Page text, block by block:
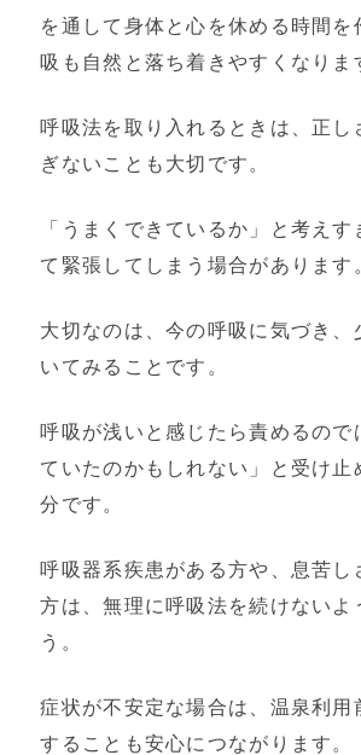
を通して身体と心を休める時間を
吸も自然と落ち着きやすくなりま
呼吸法を取り入れるときは、正し
ぎないことも大切です。
「うまくできているか」と考えす
て緊張してしまう場合があります
大切なのは、今の呼吸に気づき、
いてみることです。
呼吸が浅いと感じたら責めるので
ていたのかもしれない」と受け止
分です。
呼吸器系疾患がある方や、息苦し
方は、無理に呼吸法を続けないよ
う。
症状が不安定な場合は、温泉利用
することも安心につながります。